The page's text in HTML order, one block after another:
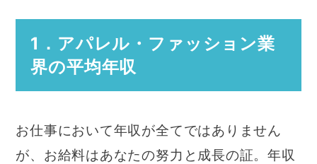
1．アパレル・ファッション業
界の平均年収
お仕事において年収が全てではありません
が、お給料はあなたの努力と成長の証。年収